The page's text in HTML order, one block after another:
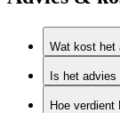
Wat kost het
Is het advies
Hoe verdient